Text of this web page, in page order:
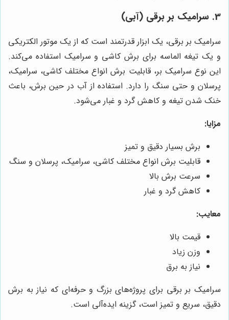
3. سرامیک بر برقی (آبی)
سرامیک بر برقی، یک ابزار قدرتمند است که از یک موتور الکتریکی
و یک تیغه الماسه برای برش کاشی و سرامیک استفاده می‌کند.
این نوع سرامیک بر، قابلیت برش انواع مختلف کاشی، سرامیک،
پرسلان و حتی سنگ را دارد. استفاده از آب در حین برش، باعث
خنک شدن تیغه و کاهش گرد و غبار می‌شود.
مزایا:
برش بسیار دقیق و تمیز
قابلیت برش انواع مختلف کاشی، سرامیک، پرسلان و سنگ
سرعت برش بالا
کاهش گرد و غبار
معایب:
قیمت بالا
وزن زیاد
نیاز به برق
سرامیک بر برقی برای پروژه‌های بزرگ و حرفه‌ای که نیاز به برش
دقیق، سریع و تمیز است، گزینه ایده‌آلی است.